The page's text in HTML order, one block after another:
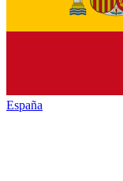
España